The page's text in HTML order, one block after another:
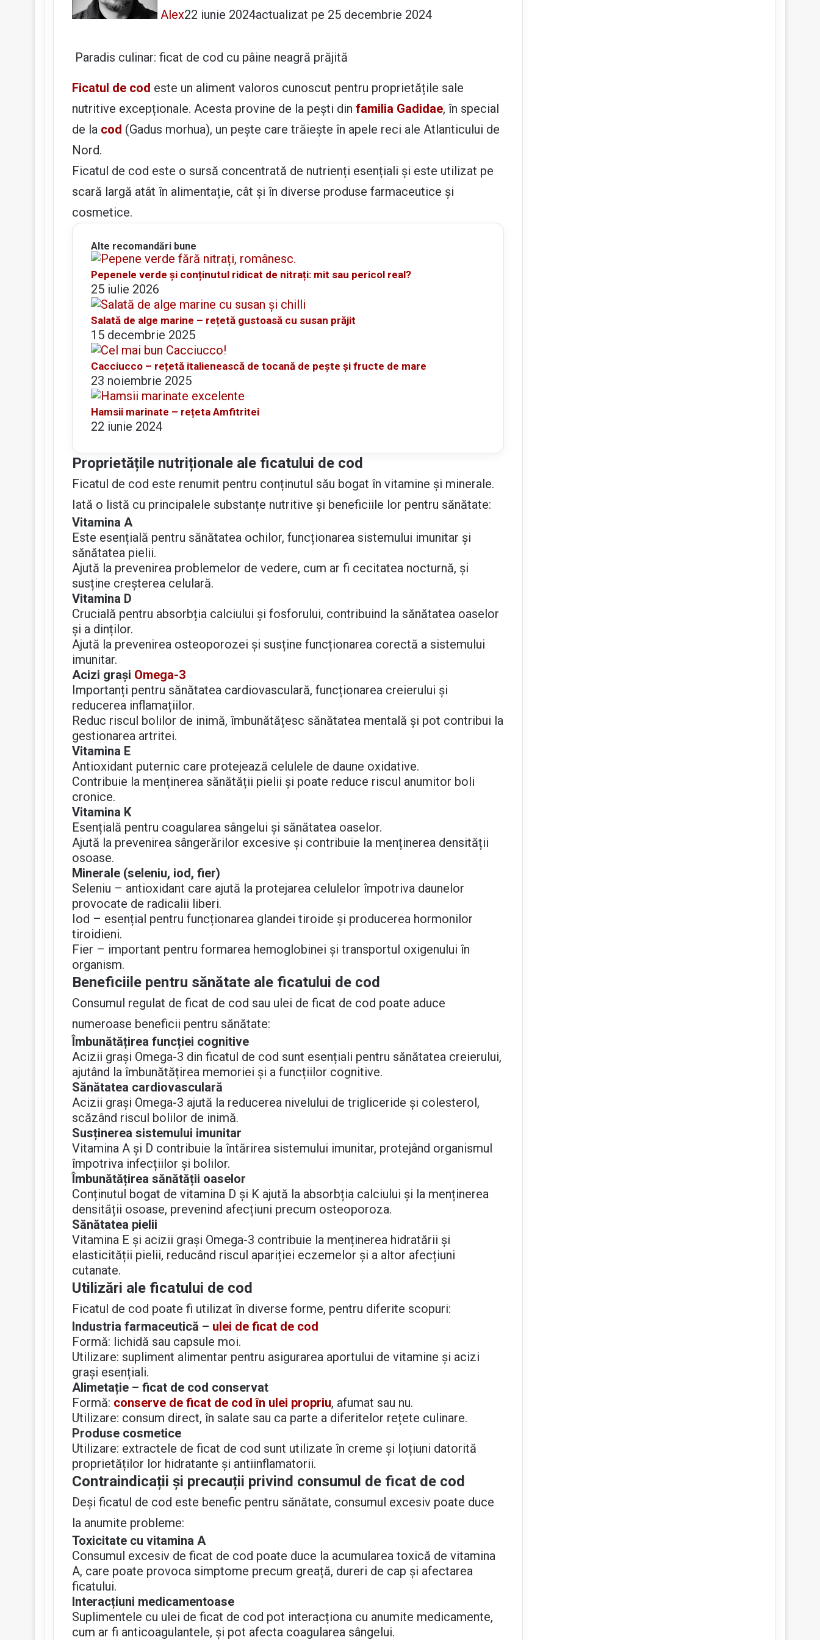
Alex22 iunie 2024actualizat pe 25 decembrie 2024
Paradis culinar: ficat de cod cu pâine neagră prăjită
Ficatul de cod este un aliment valoros cunoscut pentru proprietățile sale
nutritive excepționale. Acesta provine de la pești din familia Gadidae, în special
de la cod (Gadus morhua), un pește care trăiește în apele reci ale Atlanticului de
Nord.
Ficatul de cod este o sursă concentrată de nutrienți esențiali și este utilizat pe
scară largă atât în alimentație, cât și în diverse produse farmaceutice și
cosmetice.
Alte recomandări bune
Pepenele verde și conținutul ridicat de nitrați: mit sau pericol real?
25 iulie 2026
Salată de alge marine – rețetă gustoasă cu susan prăjit
15 decembrie 2025
Cacciucco – rețetă italienească de tocană de pește și fructe de mare
23 noiembrie 2025
Hamsii marinate – rețeta Amfitritei
22 iunie 2024
Proprietățile nutriționale ale ficatului de cod
Ficatul de cod este renumit pentru conținutul său bogat în vitamine și minerale.
Iată o listă cu principalele substanțe nutritive și beneficiile lor pentru sănătate:
Vitamina A
Este esențială pentru sănătatea ochilor, funcționarea sistemului imunitar și
sănătatea pielii.
Ajută la prevenirea problemelor de vedere, cum ar fi cecitatea nocturnă, și
susține creșterea celulară.
Vitamina D
Crucială pentru absorbția calciului și fosforului, contribuind la sănătatea oaselor
și a dinților.
Ajută la prevenirea osteoporozei și susține funcționarea corectă a sistemului
imunitar.
Acizi grași Omega-3
Importanți pentru sănătatea cardiovasculară, funcționarea creierului și
reducerea inflamațiilor.
Reduc riscul bolilor de inimă, îmbunătățesc sănătatea mentală și pot contribui la
gestionarea artritei.
Vitamina E
Antioxidant puternic care protejează celulele de daune oxidative.
Contribuie la menținerea sănătății pielii și poate reduce riscul anumitor boli
cronice.
Vitamina K
Esențială pentru coagularea sângelui și sănătatea oaselor.
Ajută la prevenirea sângerărilor excesive și contribuie la menținerea densității
osoase.
Minerale (seleniu, iod, fier)
Seleniu – antioxidant care ajută la protejarea celulelor împotriva daunelor
provocate de radicalii liberi.
Iod – esențial pentru funcționarea glandei tiroide și producerea hormonilor
tiroidieni.
Fier – important pentru formarea hemoglobinei și transportul oxigenului în
organism.
Beneficiile pentru sănătate ale ficatului de cod
Consumul regulat de ficat de cod sau ulei de ficat de cod poate aduce
numeroase beneficii pentru sănătate:
Îmbunătățirea funcției cognitive
Acizii grași Omega-3 din ficatul de cod sunt esențiali pentru sănătatea creierului,
ajutând la îmbunătățirea memoriei și a funcțiilor cognitive.
Sănătatea cardiovasculară
Acizii grași Omega-3 ajută la reducerea nivelului de trigliceride și colesterol,
scăzând riscul bolilor de inimă.
Susținerea sistemului imunitar
Vitamina A și D contribuie la întărirea sistemului imunitar, protejând organismul
împotriva infecțiilor și bolilor.
Îmbunătățirea sănătății oaselor
Conținutul bogat de vitamina D și K ajută la absorbția calciului și la menținerea
densității osoase, prevenind afecțiuni precum osteoporoza.
Sănătatea pielii
Vitamina E și acizii grași Omega-3 contribuie la menținerea hidratării și
elasticității pielii, reducând riscul apariției eczemelor și a altor afecțiuni
cutanate.
Utilizări ale ficatului de cod
Ficatul de cod poate fi utilizat în diverse forme, pentru diferite scopuri:
Industria farmaceutică – ulei de ficat de cod
Formă: lichidă sau capsule moi.
Utilizare: supliment alimentar pentru asigurarea aportului de vitamine și acizi
grași esențiali.
Alimetație – ficat de cod conservat
Formă: conserve de ficat de cod în ulei propriu, afumat sau nu.
Utilizare: consum direct, în salate sau ca parte a diferitelor rețete culinare.
Produse cosmetice
Utilizare: extractele de ficat de cod sunt utilizate în creme și loțiuni datorită
proprietăților lor hidratante și antiinflamatorii.
Contraindicații și precauții privind consumul de ficat de cod
Deși ficatul de cod este benefic pentru sănătate, consumul excesiv poate duce
la anumite probleme:
Toxicitate cu vitamina A
Consumul excesiv de ficat de cod poate duce la acumularea toxică de vitamina
A, care poate provoca simptome precum greață, dureri de cap și afectarea
ficatului.
Interacțiuni medicamentoase
Suplimentele cu ulei de ficat de cod pot interacționa cu anumite medicamente,
cum ar fi anticoagulantele, și pot afecta coagularea sângelui.